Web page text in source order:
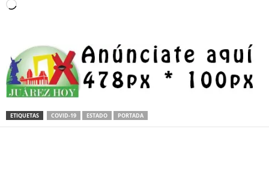
Loading…
ETIQUETAS COVID-19 ESTADO PORTADA